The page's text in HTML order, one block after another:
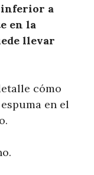
inferior a
en la
llevar
cómo
en el